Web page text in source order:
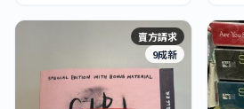
賣方請求
9成新